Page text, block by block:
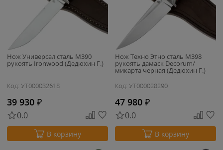
Нож Универсал сталь M390
рукоять Ironwood (Дедюхин Г.)
Код: УТ000032618
39 930 ₽
0.0
В корзину
Нож Техно Этно сталь M398
рукоять дамаск Decorum/
микарта черная (Дедюхин Г.)
Код: УТ000028290
47 980 ₽
0.0
В корзину